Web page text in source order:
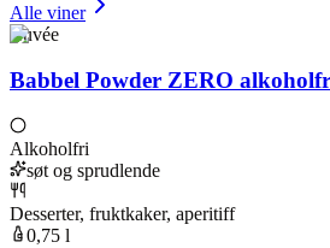
Alle viner
Cuvée
Babbel Powder ZERO
Alkoholfri
søt og sprudlende
Desserter, fruktkaker, aperitiff
0,75 l